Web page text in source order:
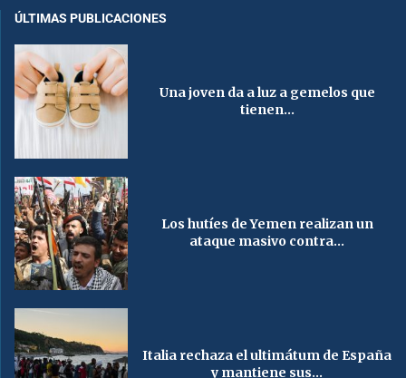
ÚLTIMAS PUBLICACIONES
Una joven da a luz a gemelos que
tienen...
Los hutíes de Yemen realizan un
ataque masivo contra...
Italia rechaza el ultimátum de España
y mantiene sus...